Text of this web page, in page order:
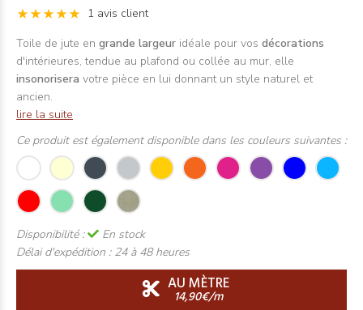
1 avis client
Toile de jute en grande largeur idéale pour vos décorations
d'intérieures, tendue au plafond ou collée au mur, elle
insonorisera votre pièce en lui donnant un style naturel et
ancien.
lire la suite
Ce produit est également disponible dans les couleurs suivantes :
Disponibilité :
En stock
Délai d'expédition : 24 à 48 heures
AU MÈTRE
14,90€/m